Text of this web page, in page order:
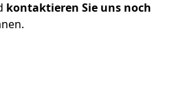
kontaktieren Sie uns noch